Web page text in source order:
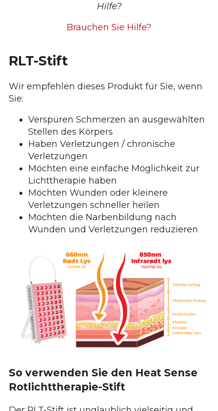
Hilfe?
Brauchen Sie Hilfe?
RLT-Stift
Wir empfehlen dieses Produkt für Sie, wenn
Sie:
Verspüren Schmerzen an ausgewählten
Stellen des Körpers
Haben Verletzungen / chronische
Verletzungen
Möchten eine einfache Möglichkeit zur
Lichttherapie haben
Möchten Wunden oder kleinere
Verletzungen schneller heilen
Möchten die Narbenbildung nach
Wunden und Verletzungen reduzieren
So verwenden Sie den Heat Sense
Rotlichttherapie-Stift